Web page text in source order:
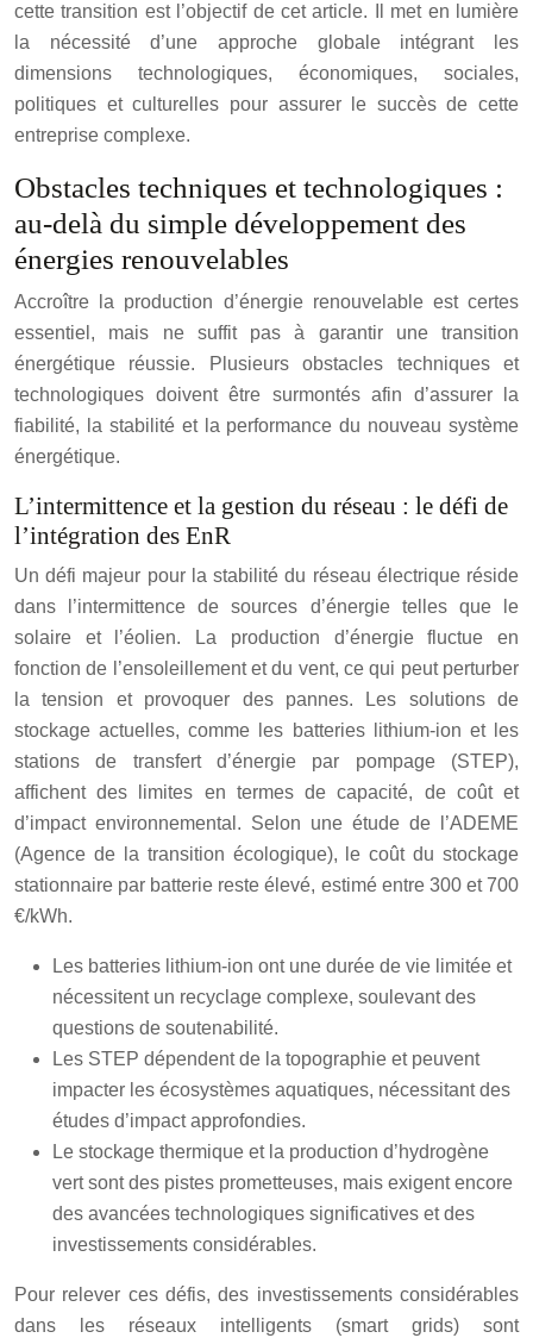
cette transition est l’objectif de cet article. Il met en lumière
la nécessité d’une approche globale intégrant les
dimensions technologiques, économiques, sociales,
politiques et culturelles pour assurer le succès de cette
entreprise complexe.
Obstacles techniques et technologiques :
au-delà du simple développement des
énergies renouvelables
Accroître la production d’énergie renouvelable est certes
essentiel, mais ne suffit pas à garantir une transition
énergétique réussie. Plusieurs obstacles techniques et
technologiques doivent être surmontés afin d’assurer la
fiabilité, la stabilité et la performance du nouveau système
énergétique.
L’intermittence et la gestion du réseau : le défi de
l’intégration des EnR
Un défi majeur pour la stabilité du réseau électrique réside
dans l’intermittence de sources d’énergie telles que le
solaire et l’éolien. La production d’énergie fluctue en
fonction de l’ensoleillement et du vent, ce qui peut perturber
la tension et provoquer des pannes. Les solutions de
stockage actuelles, comme les batteries lithium-ion et les
stations de transfert d’énergie par pompage (STEP),
affichent des limites en termes de capacité, de coût et
d’impact environnemental. Selon une étude de l’ADEME
(Agence de la transition écologique), le coût du stockage
stationnaire par batterie reste élevé, estimé entre 300 et 700
€/kWh.
Les batteries lithium-ion ont une durée de vie limitée et
nécessitent un recyclage complexe, soulevant des
questions de soutenabilité.
Les STEP dépendent de la topographie et peuvent
impacter les écosystèmes aquatiques, nécessitant des
études d’impact approfondies.
Le stockage thermique et la production d’hydrogène
vert sont des pistes prometteuses, mais exigent encore
des avancées technologiques significatives et des
investissements considérables.
Pour relever ces défis, des investissements considérables
dans les réseaux intelligents (smart grids) sont